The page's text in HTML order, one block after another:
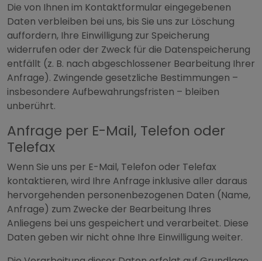
Die von Ihnen im Kontaktformular eingegebenen
Daten verbleiben bei uns, bis Sie uns zur Löschung
auffordern, Ihre Einwilligung zur Speicherung
widerrufen oder der Zweck für die Datenspeicherung
entfällt (z. B. nach abgeschlossener Bearbeitung Ihrer
Anfrage). Zwingende gesetzliche Bestimmungen –
insbesondere Aufbewahrungsfristen – bleiben
unberührt.
Anfrage per E-Mail, Telefon oder
Telefax
Wenn Sie uns per E-Mail, Telefon oder Telefax
kontaktieren, wird Ihre Anfrage inklusive aller daraus
hervorgehenden personenbezogenen Daten (Name,
Anfrage) zum Zwecke der Bearbeitung Ihres
Anliegens bei uns gespeichert und verarbeitet. Diese
Daten geben wir nicht ohne Ihre Einwilligung weiter.